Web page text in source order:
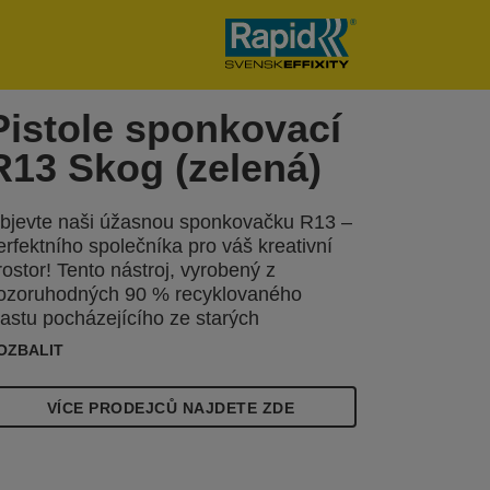
sponkovací
Skog (zelená)
naši úžasnou sponkovačku R13 –
společníka pro váš kreativní
Tento nástroj, vyrobený z
90 % recyklovaného
pocházejícího ze starých
je nejen praktický, ale také
VÍCE PRODEJCŮ NAJDETE ZDE